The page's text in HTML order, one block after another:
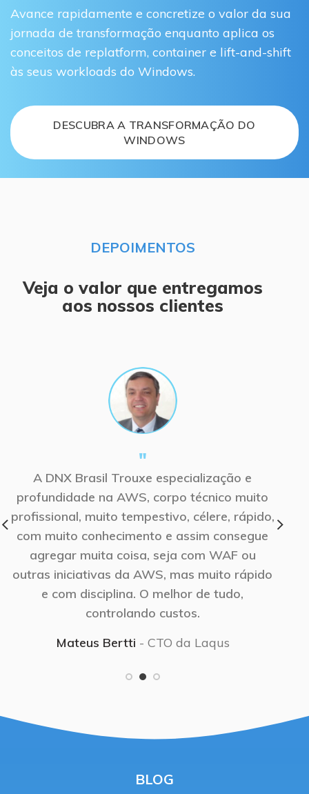
Avance rapidamente e concretize o valor da sua
jornada de transformação enquanto aplica os
conceitos de replatform, container e lift-and-shift
às seus workloads do Windows.
DESCUBRA A TRANSFORMAÇÃO DO
WINDOWS
DEPOIMENTOS
Veja o valor que entregamos
aos nossos clientes
"
A DNX Brasil Trouxe especialização e
profundidade na AWS, corpo técnico muito
profissional, muito tempestivo, célere, rápido,
com muito conhecimento e assim consegue
agregar muita coisa, seja com WAF ou
outras iniciativas da AWS, mas muito rápido
e com disciplina. O melhor de tudo,
controlando custos.
Mateus Bertti
CTO da Laqus
BLOG